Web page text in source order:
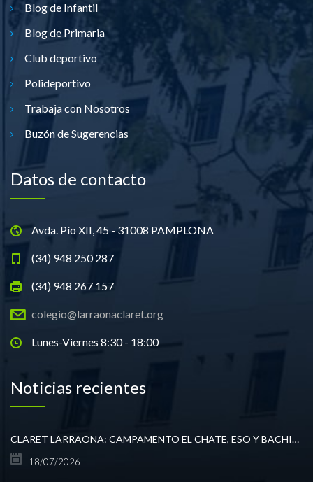
Blog de Infantil
Blog de Primaria
Club deportivo
Polideportivo
Trabaja con Nosotros
Buzón de Sugerencias
Datos de contacto
Avda. Pío XII, 45 - 31008 PAMPLONA
(34) 948 250 287
(34) 948 267 157
colegio@larraonaclaret.org
Lunes-Viernes 8:30 - 18:00
Noticias recientes
CLARET LARRAONA: CAMPAMENTO EL CHATE, ESO Y BACHILLERATO
18/07/2026